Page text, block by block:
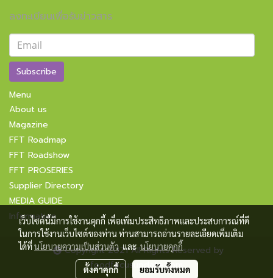
ลงทะเบียนเพื่อรับข่าวสาร
Subscribe
Menu
About us
Magazine
FFT Roadmap
FFT Roadshow
FFT PROSERIES
Supplier Directory
MEDIA GUIDE
Information
Copyright 2021 All Rights Reserved by
foodfocusupdate.com
เว็บไซต์นี้มีการใช้งานคุกกี้ เพื่อเพิ่มประสิทธิภาพและประสบการณ์ที่ดี
ในการใช้งานเว็บไซต์ของท่าน ท่านสามารถอ่านรายละเอียดเพิ่มเติม
ได้ที่นโยบายความเป็นส่วนตัวและนโยบายคุกกี้
ตั้งค่าคุกกี้ ยอมรับทั้งหมด